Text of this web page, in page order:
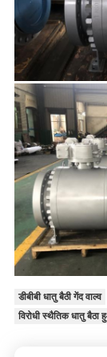
डीबीबी धातु बैठी गेंद वाल्व
विरोधी स्थैतिक धातु बैठा